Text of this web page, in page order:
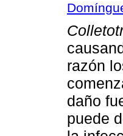
razón
daño
puede